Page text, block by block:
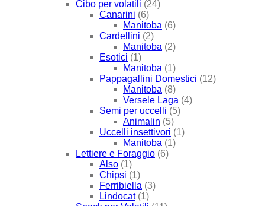
Cibo per volatili (24)
Canarini (6)
Manitoba (6)
Cardellini (2)
Manitoba (2)
Esotici (1)
Manitoba (1)
Pappagallini Domestici (12)
Manitoba (8)
Versele Laga (4)
Semi per uccelli (5)
Animalin (5)
Uccelli insettivori (1)
Manitoba (1)
Lettiere e Foraggio (6)
Also (1)
Chipsi (1)
Ferribiella (3)
Lindocat (1)